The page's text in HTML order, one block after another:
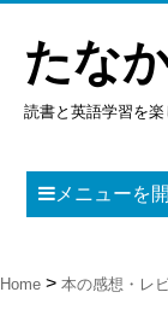
たな
読書と英語学習を
メニューを
Home 本の感想・レ